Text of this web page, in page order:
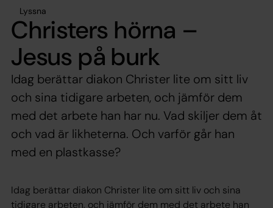
Lyssna
Christers hörna –
Jesus på burk
Idag berättar diakon Christer lite om sitt liv
och sina tidigare arbeten, och jämför dem
med det arbete han har nu. Vad skiljer dem åt
och vad är likheterna. Och varför går han
med en plastkasse?
Idag berättar diakon Christer lite om sitt liv och sina
tidigare arbeten, och jämför dem med det arbete han